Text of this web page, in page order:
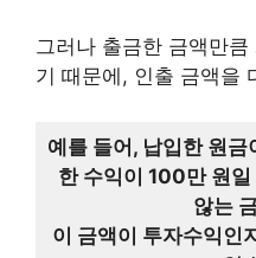
그러나 출금한 금액만
기 때문에, 인출 금액을
예를 들어, 납입한 원
한 수익이 100만 원
않는
이 금액이 투자수익인